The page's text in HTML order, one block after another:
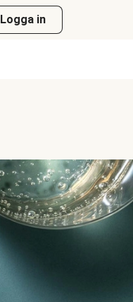
Logga in